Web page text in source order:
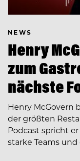
NEWS
Henry
zum
nächste
Henry McGovern
der größten
Podcast spricht
starke Teams